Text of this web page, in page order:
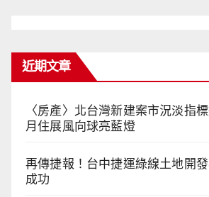
近期文章
〈房產〉北台灣新建案市況淡指
月住展風向球亮藍燈
再傳捷報！台中捷運綠線土地開
成功